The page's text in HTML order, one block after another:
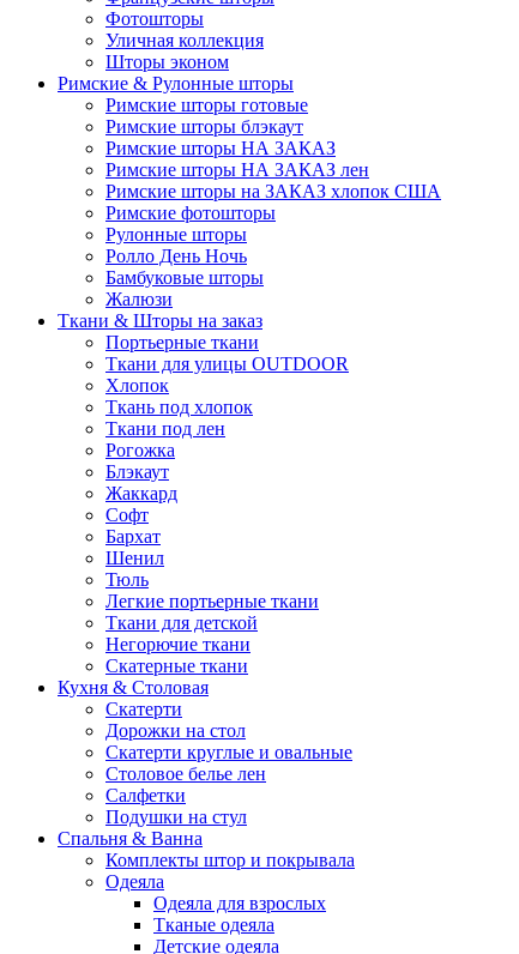
Фотошторы
Уличная коллекция
Шторы эконом
Римские & Рулонные шторы
Римские шторы готовые
Римские шторы блэкаут
Римские шторы НА ЗАКАЗ
Римские шторы НА ЗАКАЗ лен
Римские шторы на ЗАКАЗ хлопок США
Римские фотошторы
Рулонные шторы
Ролло День Ночь
Бамбуковые шторы
Жалюзи
Ткани & Шторы на заказ
Портьерные ткани
Ткани для улицы OUTDOOR
Хлопок
Ткань под хлопок
Ткани под лен
Рогожка
Блэкаут
Жаккард
Софт
Бархат
Шенил
Тюль
Легкие портьерные ткани
Ткани для детской
Негорючие ткани
Скатерные ткани
Кухня & Столовая
Скатерти
Дорожки на стол
Скатерти круглые и овальные
Столовое белье лен
Салфетки
Подушки на стул
Спальня & Ванна
Комплекты штор и покрывала
Одеяла
Одеяла для взрослых
Тканые одеяла
Детские одеяла